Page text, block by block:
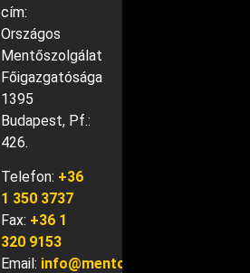
cím:
Országos
Mentőszolgálat
Főigazgatósága
1395
Budapest, Pf.:
426.
Telefon: +36
1 350 3737
Fax: +36 1
320 9153
Email: info@mentok.hu